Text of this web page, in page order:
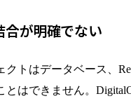
合が明確でない
クトはデータベース、
とはできません。